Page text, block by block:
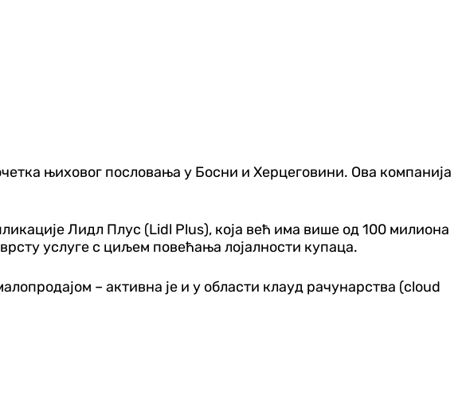
њиховог пословања у Босни и Херцеговини. Ова компанија
Лидл Плус (Lidl Plus), која већ има више од 100 милиона
услуге с циљем повећања лојалности купаца.
– активна је и у области клауд рачунарства (cloud